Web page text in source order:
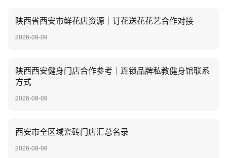
陕西省西安市鲜花店资源｜订花送花花艺合作对接
2026-08-09
陕西西安健身门店合作参考｜连锁品牌私教健身馆联系
方式
2026-08-09
西安市全区域瓷砖门店汇总名录
2026-08-09